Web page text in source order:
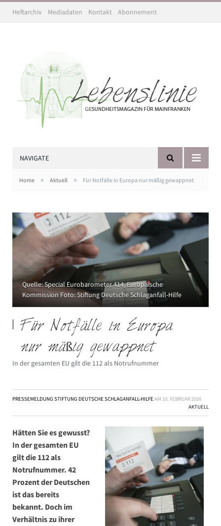
Heftarchiv Mediadaten Kontakt Abonnement
NAVIGATE
Home » Aktuell » Für Notfälle in Europa nur mäßig gewappnet
Quelle: Special Eurobarometer 414, Europäische
Kommission Foto: Stiftung Deutsche Schlaganfall-Hilfe
Für Notfälle in Europa
nur mäßig gewappnet
In der gesamten EU gilt die 112 als Notrufnummer
PRESSEMELDUNG STIFTUNG DEUTSCHE SCHLAGANFALL-HILFEAM 10. FEBRUAR 2016
AKTUELL
Hätten Sie es gewusst?
In der gesamten EU
gilt die 112 als
Notrufnummer. 42
Prozent der Deutschen
ist das bereits
bekannt. Doch im
Verhältnis zu ihrer